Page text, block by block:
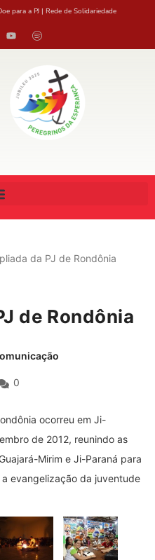
para a PJ | Rede de Solidariedade
da PJ de Rondônia
de Rondônia
0
ocorreu em Ji-
de 2012, reunindo as
Mirim e Ji-Paraná para
evangelização da juventude